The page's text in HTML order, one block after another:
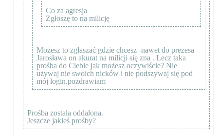
Co za agresja
Zgłoszę to na milicję
Możesz to zgłaszać gdzie chcesz -nawet do prezesa
Jarosława on akurat na milicji się zna . Lecz taka
prośba do Ciebie jak możesz oczywiście? Nie
używaj nie swoich nicków i nie podszywaj się pod
mój login.pozdrawiam
Prośba została oddalona.
Jeszcze jakieś prośby?